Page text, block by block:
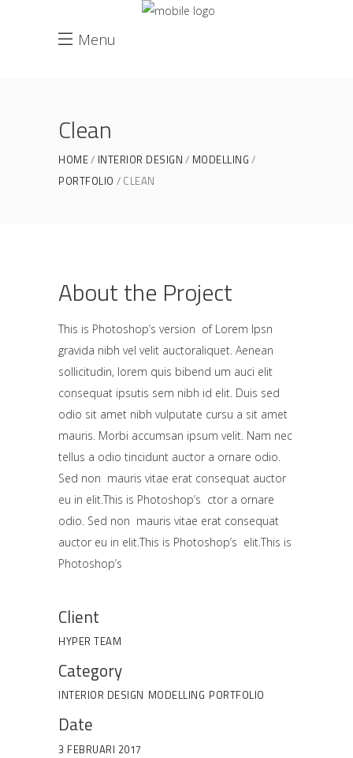
Menu
Clean
HOME INTERIOR DESIGN
MODELLING
PORTFOLIO
CLEAN
About the Project
This is Photoshop’s version of Lorem Ipsn
gravida nibh vel velit auctoraliquet. Aenean
sollicitudin, lorem quis bibend um auci elit
consequat ipsutis sem nibh id elit. Duis sed
odio sit amet nibh vulputate cursu a sit amet
mauris. Morbi accumsan ipsum velit. Nam nec
tellus a odio tincidunt auctor a ornare odio.
Sed non mauris vitae erat consequat auctor
eu in elit.This is Photoshop’s ctor a ornare
odio. Sed non mauris vitae erat consequat
auctor eu in elit.This is Photoshop’s elit.This is
Photoshop’s
Client
HYPER TEAM
Category
INTERIOR DESIGN MODELLING PORTFOLIO
Date
3 FEBRUARI 2017